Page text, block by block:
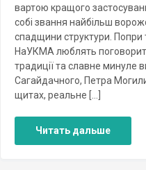
вартою кращого
собі звання найбільш
спадщини структури.
НаУКМА люблять
традиції та славне минуле
Сагайдачного, Петра
щитах, реальне […]
Читать дальше